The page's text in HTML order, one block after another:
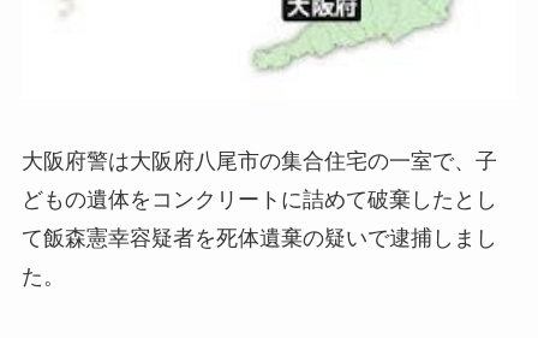
大阪府警は大阪府八尾市の集合住宅の一室で、子
どもの遺体をコンクリートに詰めて破棄したとし
て飯森憲幸容疑者を死体遺棄の疑いで逮捕しまし
た。